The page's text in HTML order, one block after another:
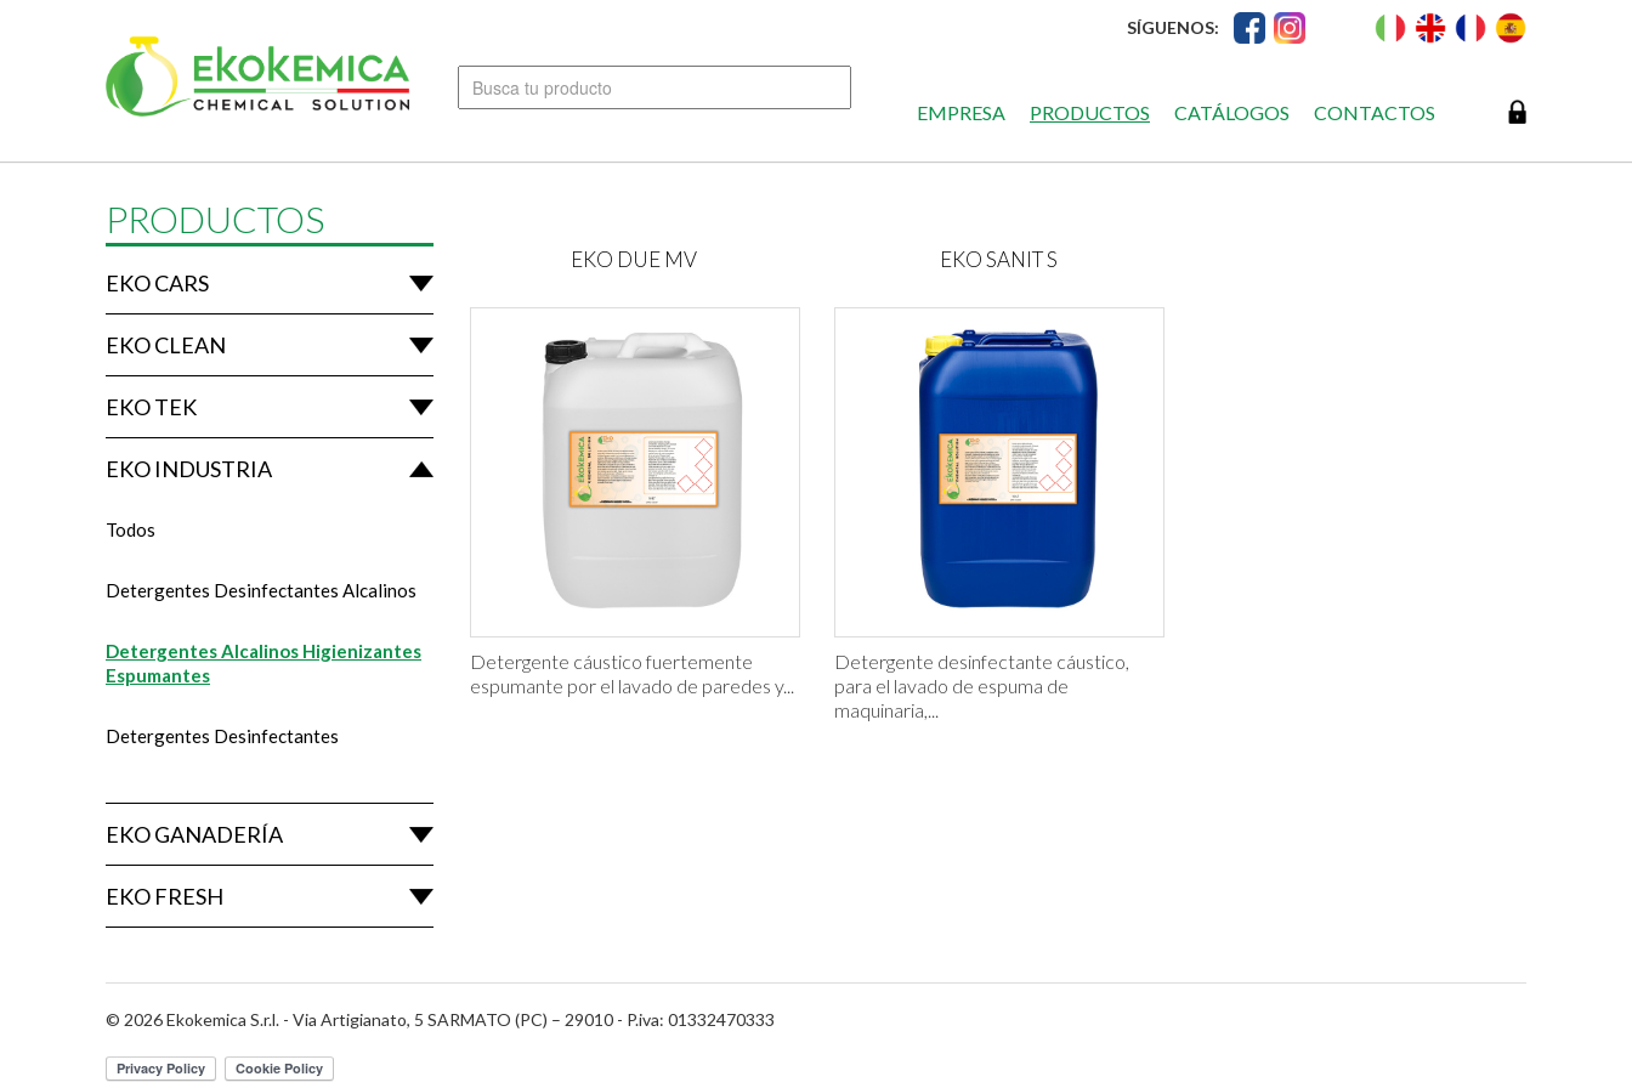
SÍGUENOS:
EMPRESA PRODUCTOS CATÁLOGOS CONTACTOS
PRODUCTOS
EKO CARS
EKO CLEAN
EKO TEK
EKO INDUSTRIA
Todos
Detergentes Desinfectantes Alcalinos
Detergentes Alcalinos Higienizantes
Espumantes
Detergentes Desinfectantes
EKO GANADERÍA
EKO FRESH
EKO DUE MV
Detergente cáustico fuertemente
espumante por el lavado de paredes y...
EKO SANIT S
Detergente desinfectante cáustico,
para el lavado de espuma de
maquinaria,...
© 2026 Ekokemica S.r.l. - Via Artigianato, 5 SARMATO (PC) – 29010 - P.iva: 01332470333